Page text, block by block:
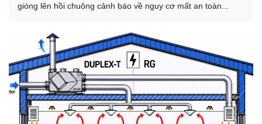
gióng lên hồi chuông cảnh báo về nguy cơ mất an toàn...